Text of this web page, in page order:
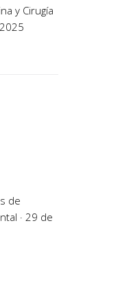
y Cirugía
de
· 29 de